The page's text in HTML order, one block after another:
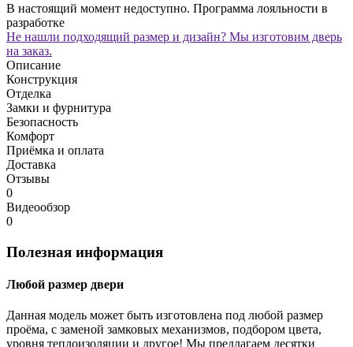
В настоящий момент недоступно. Программа лояльности в
разработке
Не нашли подходящий размер и дизайн? Мы изготовим дверь
на заказ.
Описание
Конструкция
Отделка
Замки и фурнитура
Безопасность
Комфорт
Приёмка и оплата
Доставка
Отзывы
0
Видеообзор
0
Полезная информация
Любой размер двери
Данная модель может быть изготовлена под любой размер
проёма, с заменой замковых механизмов, подбором цвета,
уровня теплоизоляции и другое! Мы предлагаем десятки